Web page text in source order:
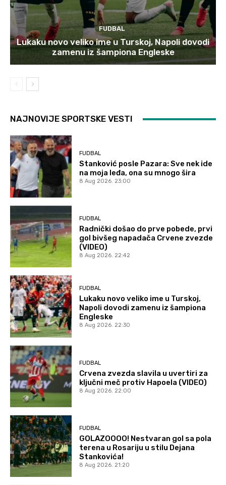
FUDBAL
Lukaku novo veliko ime u Turskoj, Napoli dovodi
zamenu iz šampiona Engleske
NAJNOVIJE SPORTSKE VESTI
FUDBAL
Stanković posle Pazara: Sve nek ide
na moja leđa, ona su mnogo šira
8 Aug 2026. 23:00
FUDBAL
Radnički došao do prve pobede, prvi
gol bivšeg napadača Crvene zvezde
(VIDEO)
8 Aug 2026. 22:42
FUDBAL
Lukaku novo veliko ime u Turskoj,
Napoli dovodi zamenu iz šampiona
Engleske
8 Aug 2026. 22:30
FUDBAL
Crvena zvezda slavila u uvertiri za
ključni meč protiv Hapoela (VIDEO)
8 Aug 2026. 22:00
FUDBAL
GOLAZOOOO! Nestvaran gol sa pola
terena u Rosariju u stilu Dejana
Stankovića!
8 Aug 2026. 21:20